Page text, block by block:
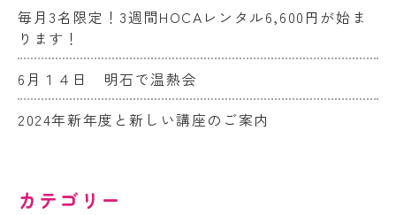
毎月3名限定！3週間HOCAレンタル6,600円が始ま
ります！
6月１４日 明石で温熱会
2024年新年度と新しい講座のご案内
カテゴリー